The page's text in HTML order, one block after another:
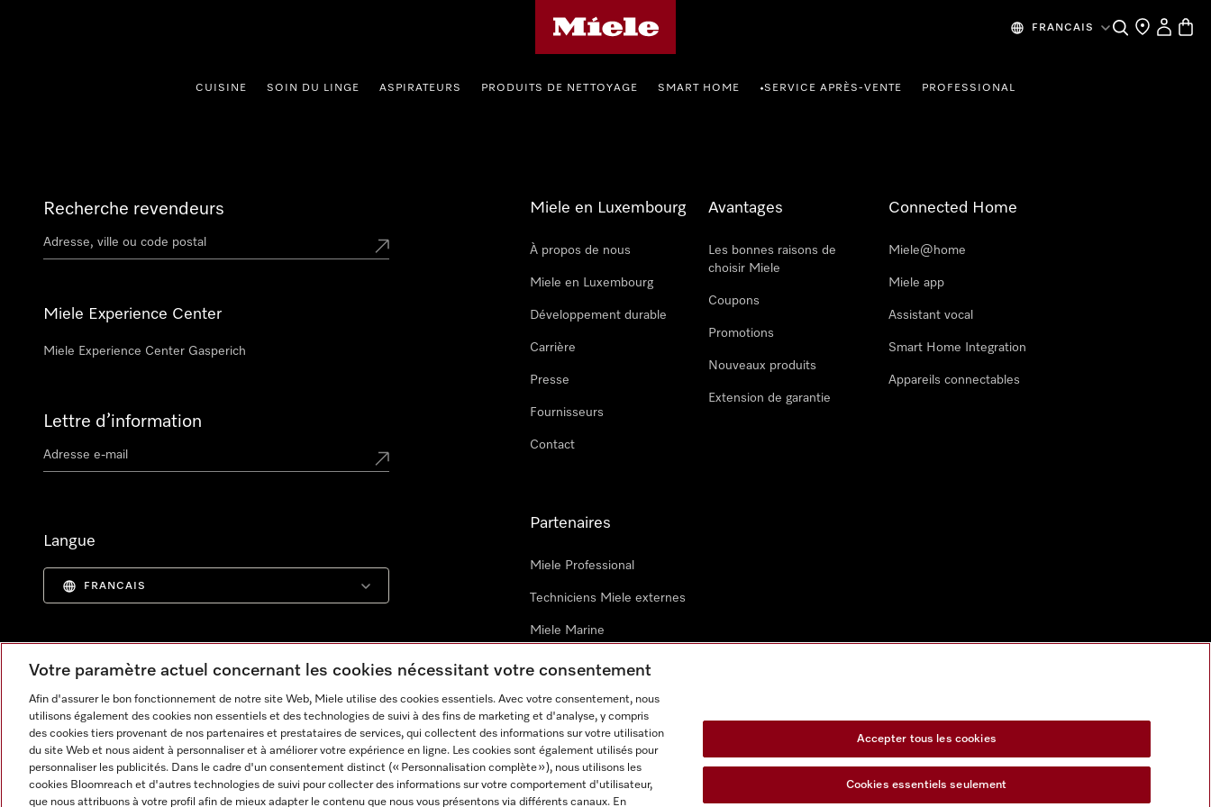
FRANCAIS Recherche
MesPanier
CUISINE SOIN DU LINGE ASPIRATEURS PRODUITS DE NETTOYAGE SMART HOME •SERVICE APRÈS-VENTE PROFESSIONAL
Recherche revendeurs
Miele Experience Center
Miele Experience Center Gasperich
Lettre d’information
Langue
FRANCAIS
Miele en Luxembourg
À propos de nous
Miele en Luxembourg
Développement durable
Carrière
Presse
Fournisseurs
Contact
Avantages
Les bonnes raisons de
choisir Miele
Coupons
Promotions
Nouveaux produits
Extension de garantie
Connected Home
Miele@home
Miele app
Assistant vocal
Smart Home Integration
Appareils connectables
Partenaires
Miele Professional
Techniciens Miele externes
Miele Marine
Architectes & promoteurs
Informations légales CGV Protection des données Conditions d’utilisation Déclaration d'accessibilité
Formulaire de rétractation
Votre paramètre actuel concernant les cookies nécessitant votre consentement
Afin d'assurer le bon fonctionnement de notre site Web, Miele utilise des cookies essentiels. Avec votre consentement, nous
utilisons également des cookies non essentiels et des technologies de suivi à des fins de marketing et d'analyse, y compris
des cookies tiers provenant de nos partenaires et prestataires de services, qui collectent des informations sur votre utilisation
du site Web et nous aident à personnaliser et à améliorer votre expérience en ligne. Les cookies sont également utilisés pour
personnaliser les publicités. Dans le cadre d'un consentement distinct (« Personnalisation complète »), nous utilisons les
cookies Bloomreach et d'autres technologies de suivi pour collecter des informations sur votre comportement d'utilisateur,
que nous attribuons à votre profil afin de mieux adapter le contenu que nous vous présentons via différents canaux. En
Accepter tous les cookies
Cookies essentiels seulement